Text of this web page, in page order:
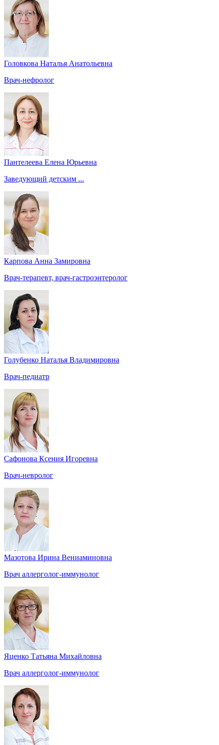
Головкова Наталья Анатольевна
Врач-нефролог
Пантелеева Елена Юрьевна
Заведующий детским ...
Карпова Анна Замировна
Врач-терапевт, врач-гастроэнтеролог
Голубенко Наталья Владимировна
Врач-педиатр
Сафонова Ксения Игоревна
Врач-невролог
Мазотова Ирина Вениаминовна
Врач аллерголог-иммунолог
Яценко Татьяна Михайловна
Врач аллерголог-иммунолог